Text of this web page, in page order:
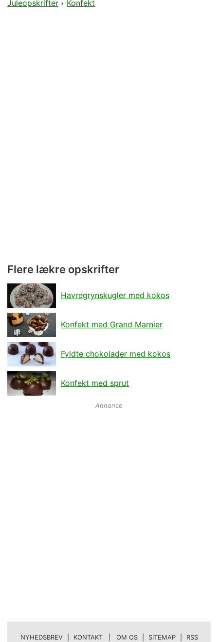
Juleopskrifter › Konfekt
Flere lækre opskrifter
Havregrynskugler med kokos
Konfekt med Grand Marnier
Fyldte chokolader med kokos
Konfekt med sprut
Annonce
NYHEDSBREV KONTAKT | OM OS SITEMAP RSS